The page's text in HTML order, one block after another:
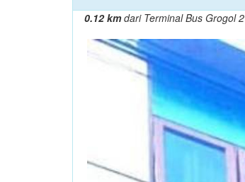
0.12 kmdari Terminal Bus Grogol 2